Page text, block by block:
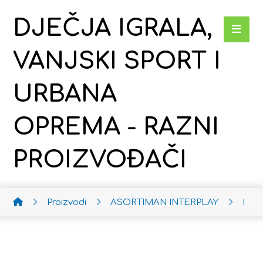
DJEČJA IGRALA,
VANJSKI SPORT I
URBANA
OPREMA - RAZNI
PROIZVOĐAČI
Proizvodi ASORTIMAN INTERPLAY